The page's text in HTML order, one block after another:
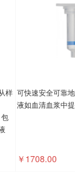
样 可快速安全可靠
液如血清血浆中
￥1708.00